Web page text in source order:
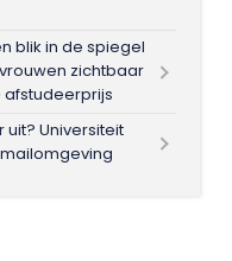
blik in de spiegel
zichtbaar
Universiteit